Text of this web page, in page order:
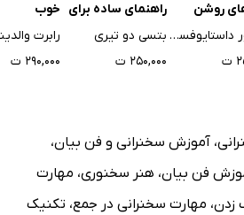
روشن
فئودور داستایوفسکی
ت
راهنمای ساده برای
ترومای جمعی
بتسی دو تیری
۲۵۰,۰۰۰ ت
خوب
رابرت
۲۹۰,۰۰۰ ت
، آموزش سخنرانی و فن بیان،
فن بیان، هنر سخنوری، مهارت
زدن، مهارت سخنرانی در جمع، تکنیک